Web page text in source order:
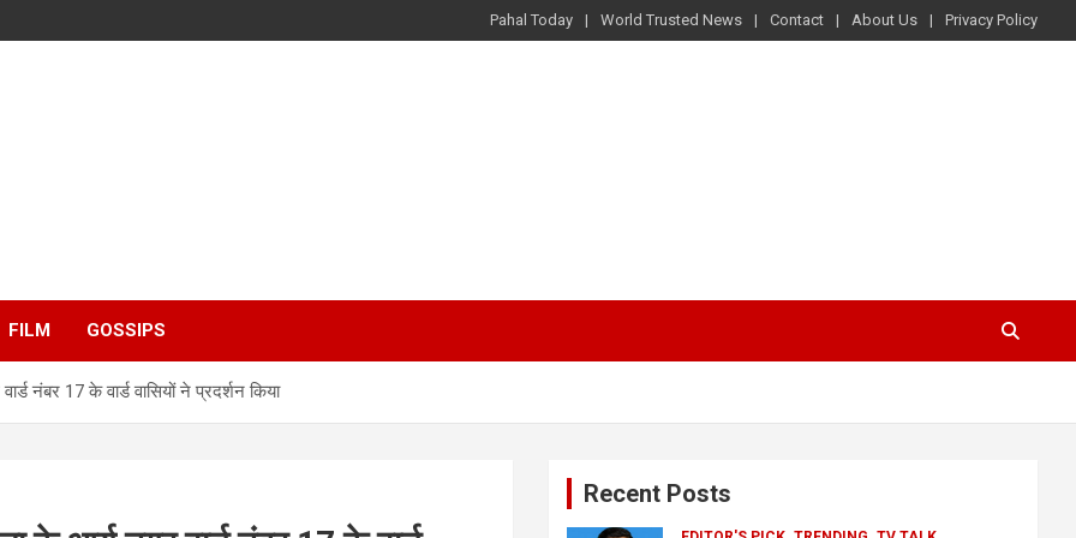
Pahal Today World Trusted News Contact About Us Privacy Policy
FILM GOSSIPS
नंबर 17 के वार्ड वासियों ने प्रदर्शन किया
Recent Posts